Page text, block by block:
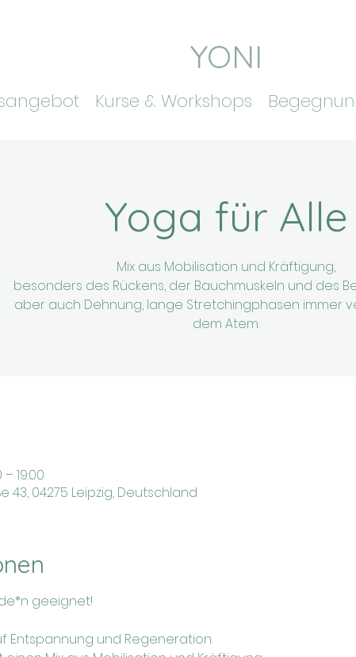
YONI
Kurse & Workshops
Yoga für Alle
Mix aus Mobilisation und Kräftigung,
besonders des Rückens, der Bauchmuskeln und des
aber auch Dehnung, lange Stretchingphasen immer
dem Atem.
– 19:00
43, 04275 Leipzig, Deutschland
geeignet!
Entspannung und Regeneration.